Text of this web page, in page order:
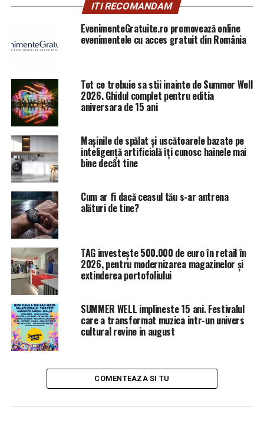
pot fi ocupate de populaţia locală, de aceea
companiile asiatice, în special cele chineze, recrutează
mai mulţi piloţi de pe alte continente, cărora le pot oferi
salarii mult mai mari decât ar primi în ţara lor.
ARTICOLE PE ACEIASI TEMA: PRIMA
URMATORUL
S-a întins gard la graniţa cu România: Situaţia este
„foarte îngrijorătoare” | Sibiul de AZI
NU RATATI
„I-a împins pe producătorii autohtoni în pragul
falimentului” | Sibiul de AZI
ITI RECOMANDAM
EvenimenteGratuite.ro promovează online
evenimentele cu acces gratuit din România
Tot ce trebuie sa stii inainte de Summer Well
2026. Ghidul complet pentru editia
aniversara de 15 ani
Mașinile de spălat și uscătoarele bazate pe
inteligență artificială îți cunosc hainele mai
bine decât tine
Cum ar fi dacă ceasul tău s-ar antrena
alături de tine?
TAG investește 500.000 de euro în retail în
2026, pentru modernizarea magazinelor și
extinderea portofoliului
SUMMER WELL implineste 15 ani. Festivalul
care a transformat muzica intr-un univers
cultural revine in august
COMENTEAZA SI TU